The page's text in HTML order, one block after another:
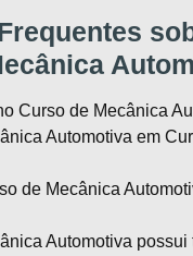
Curso de Mecânica
Automotiva em
de Mecânica
Automotiva possui